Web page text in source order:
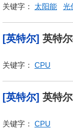
关键字： 太阳能 光
[英特尔] 英特
关键字： CPU
[英特尔] 英特
关键字： CPU